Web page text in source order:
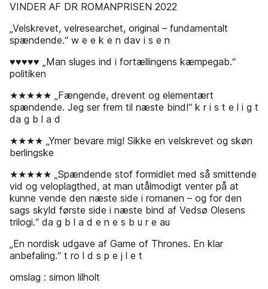
VINDER AF DR ROMANPRISEN 2022
„Velskrevet, velresearchet, original – fundamentalt
spændende.“ w e e k e n dav i s e n
♥♥♥♥♥ „Man sluges ind i fortællingens kæmpegab.“
politiken
★★★★★ „Fængende, drevent og elementært
spændende. Jeg ser frem til næste bind!“ k r i s t e l i g t
da g b l a d
★★★★ „Ymer bevare mig! Sikke en velskrevet og skøn
berlingske
★★★★★ „Spændende stof formidlet med så smittende
vid og veloplagthed, at man utålmodigt venter på at
kunne vende den næste side i romanen – og for den
sags skyld første side i næste bind af Vedsø Olesens
trilogi.“ da g b l a d e n e s b u r e au
„En nordisk udgave af Game of Thrones. En klar
anbefaling.“ t ro l d s p e j l e t
omslag : simon lilholt